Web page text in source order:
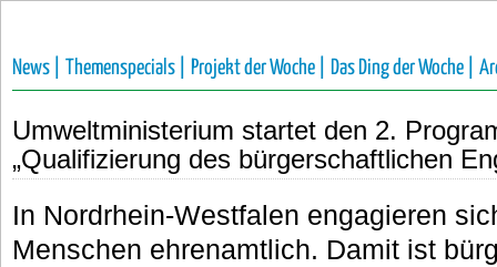
News | Themenspecials | Projekt der Woche | Das Ding der Woche |
Umweltministerium startet den 2.
„Qualifizierung des bürgerschaftlichen
In Nordrhein-Westfalen engagieren
Menschen ehrenamtlich. Damit ist